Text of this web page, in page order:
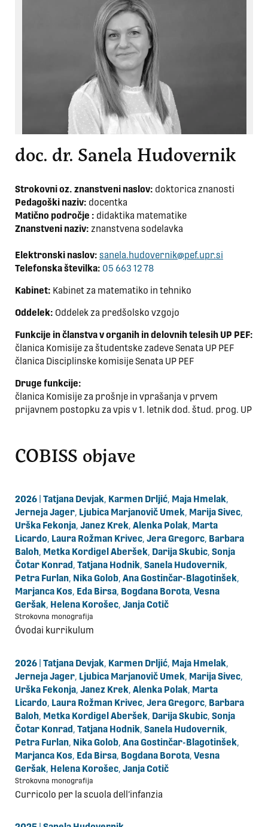
doc. dr. Sanela Hudovernik
Strokovni oz. znanstveni naslov: doktorica znanosti
Pedagoški naziv: docentka
Matično področje : didaktika matematike
Znanstveni naziv: znanstvena sodelavka
Elektronski naslov: sanela.hudovernik@pef.upr.si
Telefonska številka: 05 663 12 78
Kabinet: Kabinet za matematiko in tehniko
Oddelek: Oddelek za predšolsko vzgojo
Funkcije in članstva v organih in delovnih telesih UP PEF:
članica Komisije za študentske zadeve Senata UP PEF
članica Disciplinske komisije Senata UP PEF
Druge funkcije:
članica Komisije za prošnje in vprašanja v prvem
prijavnem postopku za vpis v 1. letnik dod. štud. prog. UP
COBISS objave
2026 Tatjana Devjak, Karmen Drljić, Maja Hmelak,
Jerneja Jager, Ljubica Marjanovič Umek, Marija Sivec,
Urška Fekonja, Janez Krek, Alenka Polak, Marta
Licardo, Laura Rožman Krivec, Jera Gregorc, Barbara
Baloh, Metka Kordigel Aberšek, Darija Skubic, Sonja
Čotar Konrad , Tatjana Hodnik, Sanela Hudovernik,
Petra Furlan, Nika Golob, Ana Gostinčar-Blagotinšek,
Marjanca Kos, Eda Birsa, Bogdana Borota, Vesna
Geršak, Helena Korošec, Janja Cotič
Strokovna monografija
Óvodai kurrikulum
2026 Tatjana Devjak, Karmen Drljić, Maja Hmelak,
Jerneja Jager, Ljubica Marjanovič Umek, Marija Sivec,
Urška Fekonja, Janez Krek, Alenka Polak, Marta
Licardo, Laura Rožman Krivec, Jera Gregorc, Barbara
Baloh, Metka Kordigel Aberšek, Darija Skubic, Sonja
Čotar Konrad , Tatjana Hodnik, Sanela Hudovernik,
Petra Furlan, Nika Golob, Ana Gostinčar-Blagotinšek,
Marjanca Kos, Eda Birsa, Bogdana Borota, Vesna
Geršak, Helena Korošec, Janja Cotič
Strokovna monografija
Curricolo per la scuola dell‘infanzia